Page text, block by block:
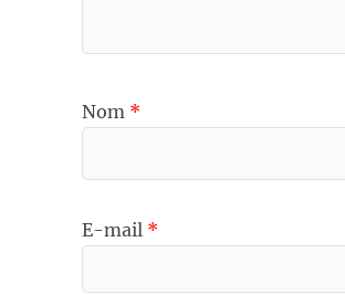
Nom *
E-mail *